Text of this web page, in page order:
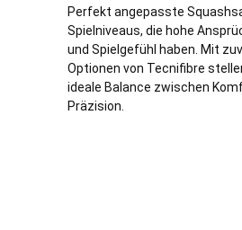
Perfekt angepasste
Spielniveaus, die hohe
und Spielgefühl haben. Mit
Optionen von Tecnifibre
ideale Balance zwischen
Präzision.